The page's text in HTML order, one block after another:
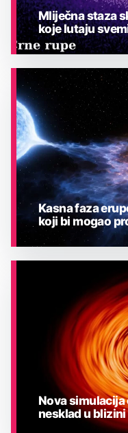
ASTRONOMIJA
Mliječna staza
koje lutaju
Kasna faza
koji bi mogao
Nova
nesklad u